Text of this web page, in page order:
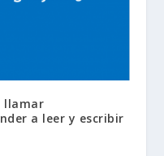
llamar
a leer y escribir